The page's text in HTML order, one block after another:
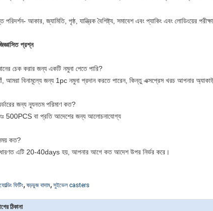
পরিদর্শন- আকার, জ্যামিতি, পৃষ্ঠ, যান্ত্রিক বৈশিষ্ট্য, সমাবেশ এবং প্যাকিং এবং লোডিংয়ের
প্রশ্ন
চেক করার জন্য একটি নমুনা পেতে পারি?
আমরা বিনামূল্যে জন্য 1pc নমুনা প্রদান করতে পারেন, কিন্তু এক্সপ্রেস খরচ আপনার
জন্য ন্যূনতম পরিমাণ কত?
500PCS বা প্রতি আদেশের জন্য আলোচনাযোগ্য
কত?
এটি 20-40days হয়, আপনার আগে কত আদেশ উপর নির্ভর করে।
ফিটিং, ষড়ভুজ বাদাম, সুইভেল casters
ঠিকানা